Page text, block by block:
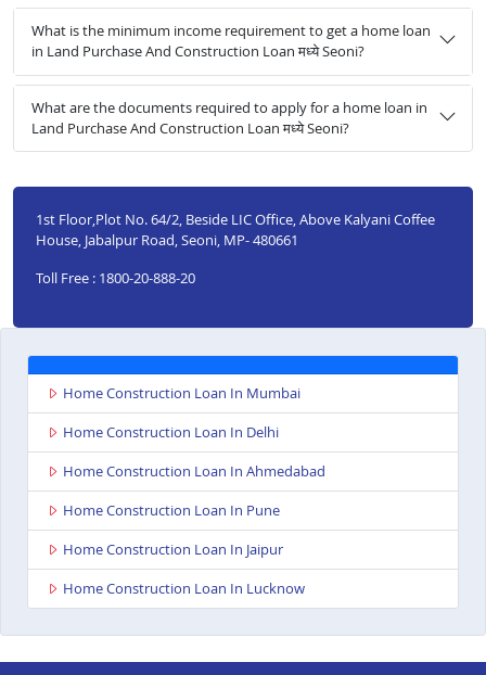
What is the minimum income requirement to get a home loan
in Land Purchase And Construction Loan मध्ये Seoni?
What are the documents required to apply for a home loan in
Land Purchase And Construction Loan मध्ये Seoni?
1st Floor,Plot No. 64/2, Beside LIC Office, Above Kalyani Coffee
House, Jabalpur Road, Seoni, MP- 480661
Toll Free : 1800-20-888-20
Home Construction Loan In Mumbai
Home Construction Loan In Delhi
Home Construction Loan In Ahmedabad
Home Construction Loan In Pune
Home Construction Loan In Jaipur
Home Construction Loan In Lucknow